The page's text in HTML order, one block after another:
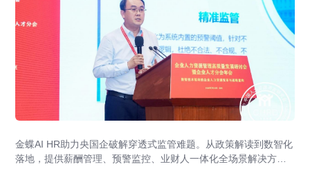
金蝶AI HR助力央国企破解穿透式监管难题。从政策解读到数智化
落地，提供薪酬管理、预警监控、业财人一体化全场景解决方